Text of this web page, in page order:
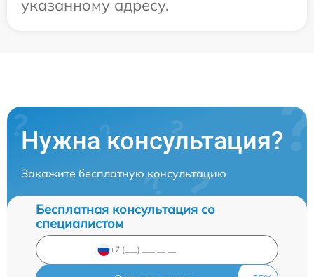
указанному адресу.
Нужна консультация?
Закажите бесплатную консультацию
Бесплатная консультация со
специалистом